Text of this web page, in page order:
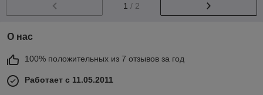
1 / 2
О нас
100% положительных из 7 отзывов за год
Работает с 11.05.2011